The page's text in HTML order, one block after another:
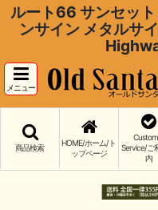
ルート66 サンセッ
ンサイン メタルサ
メニュー
商品検索
HOME/ホーム/ト
ップページ
Service/ご
内